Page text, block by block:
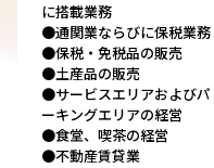
に搭載業務
●通関業ならびに保税業務
●保税・免税品の販売
●土産品の販売
●サービスエリアおよびパ
ーキングエリアの経営
●食堂、喫茶の経営
●不動産賃貸業